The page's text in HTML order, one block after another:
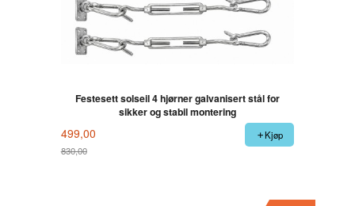
Festesett solseil 4 hjørner galvanisert stål for
sikker og stabil montering
499,00
830,00
Kjøp